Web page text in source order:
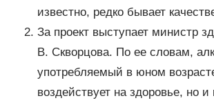
известно, редко бывает
За проект выступает министр
В. Скворцова. По ее словам,
употребляемый в юном
воздействует на здоровье, но и